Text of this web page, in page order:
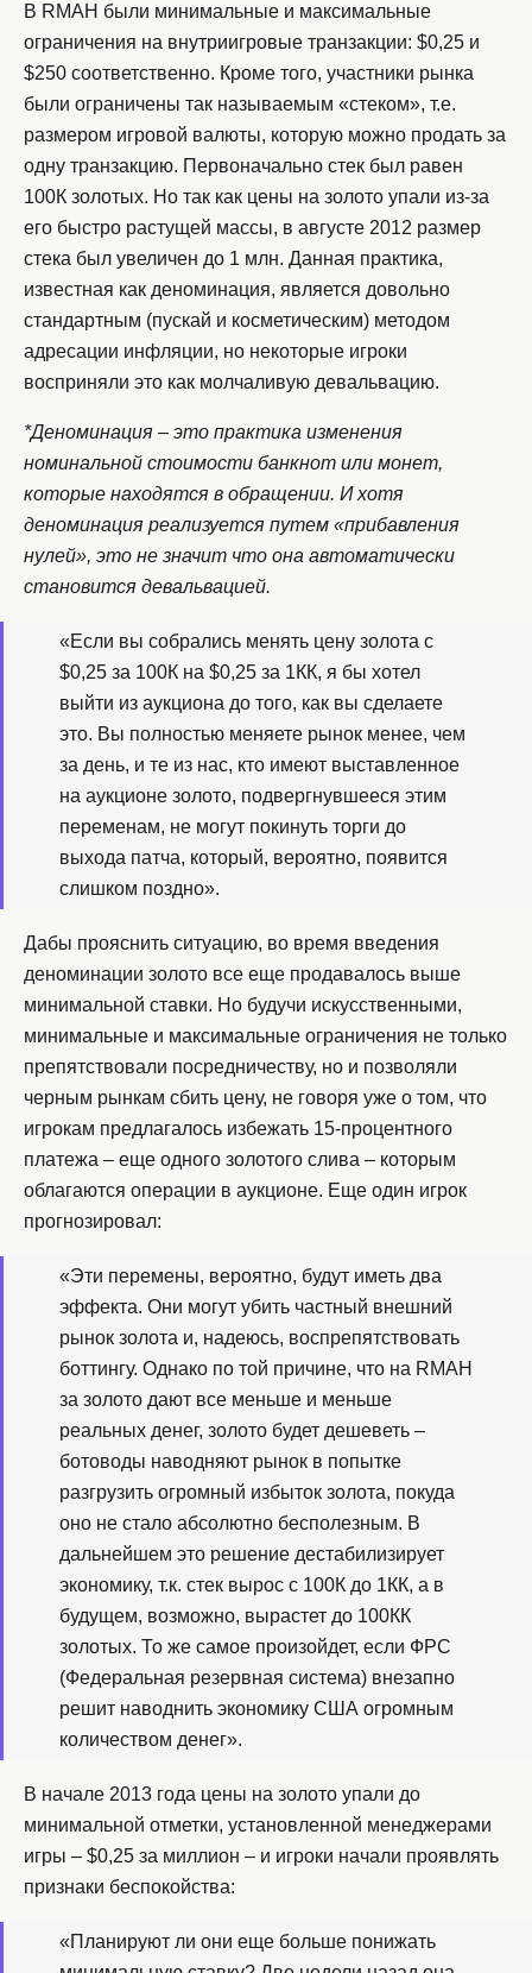
В RMAH были минимальные и максимальные
ограничения на внутриигровые транзакции: $0,25 и
$250 соответственно. Кроме того, участники рынка
были ограничены так называемым «стеком», т.е.
размером игровой валюты, которую можно продать за
одну транзакцию. Первоначально стек был равен
100К золотых. Но так как цены на золото упали из-за
его быстро растущей массы, в августе 2012 размер
стека был увеличен до 1 млн. Данная практика,
известная как деноминация, является довольно
стандартным (пускай и косметическим) методом
адресации инфляции, но некоторые игроки
восприняли это как молчаливую девальвацию.
*Деноминация – это практика изменения
номинальной стоимости банкнот или монет,
которые находятся в обращении. И хотя
деноминация реализуется путем «прибавления
нулей», это не значит что она автоматически
становится девальвацией.
«Если вы собрались менять цену золота с
$0,25 за 100К на $0,25 за 1КК, я бы хотел
выйти из аукциона до того, как вы сделаете
это. Вы полностью меняете рынок менее, чем
за день, и те из нас, кто имеют выставленное
на аукционе золото, подвергнувшееся этим
переменам, не могут покинуть торги до
выхода патча, который, вероятно, появится
слишком поздно».
Дабы прояснить ситуацию, во время введения
деноминации золото все еще продавалось выше
минимальной ставки. Но будучи искусственными,
минимальные и максимальные ограничения не только
препятствовали посредничеству, но и позволяли
черным рынкам сбить цену, не говоря уже о том, что
игрокам предлагалось избежать 15-процентного
платежа – еще одного золотого слива – которым
облагаются операции в аукционе. Еще один игрок
прогнозировал:
«Эти перемены, вероятно, будут иметь два
эффекта. Они могут убить частный внешний
рынок золота и, надеюсь, воспрепятствовать
боттингу. Однако по той причине, что на RMAH
за золото дают все меньше и меньше
реальных денег, золото будет дешеветь –
ботоводы наводняют рынок в попытке
разгрузить огромный избыток золота, покуда
оно не стало абсолютно бесполезным. В
дальнейшем это решение дестабилизирует
экономику, т.к. стек вырос с 100К до 1КК, а в
будущем, возможно, вырастет до 100КК
золотых. То же самое произойдет, если ФРС
(Федеральная резервная система) внезапно
решит наводнить экономику США огромным
количеством денег».
В начале 2013 года цены на золото упали до
минимальной отметки, установленной менеджерами
игры – $0,25 за миллион – и игроки начали проявлять
признаки беспокойства:
«Планируют ли они еще больше понижать